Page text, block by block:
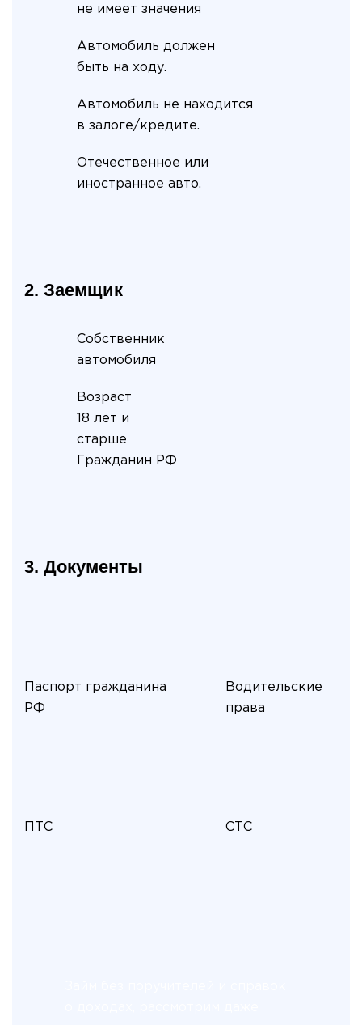
не имеет значения
Автомобиль должен
быть на ходу.
Автомобиль не находится
в залоге/кредите.
Отечественное или
иностранное авто.
2. Заемщик
Собственник
автомобиля
Возраст
18 лет и
старше
Гражданин РФ
3. Документы
Паспорт гражданина
РФ
Водительские
права
ПТС СТС